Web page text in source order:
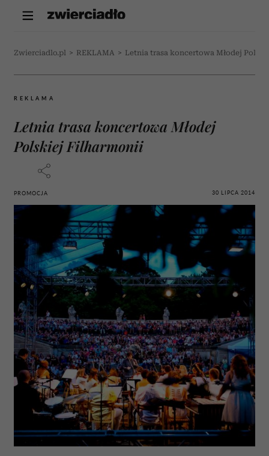
Zwierciadlo.pl > REKLAMA > Letnia trasa koncertowa Młodej
REKLAMA
Letnia trasa koncertowa Młodej
Polskiej Filharmonii
PROMOCJA 30 LIPCA 2014